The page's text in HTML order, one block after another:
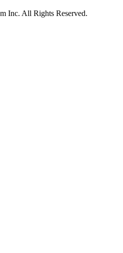
Inc. All Rights Reserved.